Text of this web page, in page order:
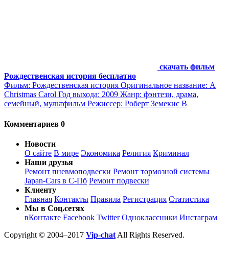
скачать фильм
Рождественская история бесплатно
Фильм: Рождественская история Оригинальное название: A
Christmas Carol Год выхода: 2009 Жанр: фэнтези, драма,
семейный, мультфильм Режиссер: Роберт Земекис В
Комментариев 0
Новости
О сайте В мире Экономика Религия Криминал
Наши друзья
Ремонт пневмоподвески Ремонт тормозной системы
Japan-Cars в С-Пб Ремонт подвески
Клиенту
Главная Контакты Правила Регистрация Статистика
Мы в Соц.сетях
вКонтакте Facebook Twitter Одноклассники Инстаграм
Copyright © 2004–2017 Vip-chat All Rights Reserved.